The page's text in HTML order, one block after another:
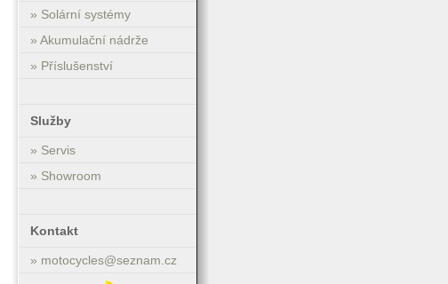
» Solární systémy
» Akumulační nádrže
» Příslušenství
Služby
» Servis
» Showroom
Kontakt
» motocycles@seznam.cz